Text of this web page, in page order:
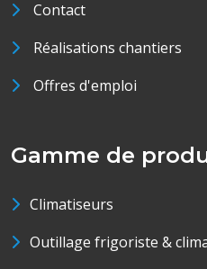
Contact
Réalisations chantiers
Offres d'emploi
Gamme de
Climatiseurs
Outillage frigoriste &